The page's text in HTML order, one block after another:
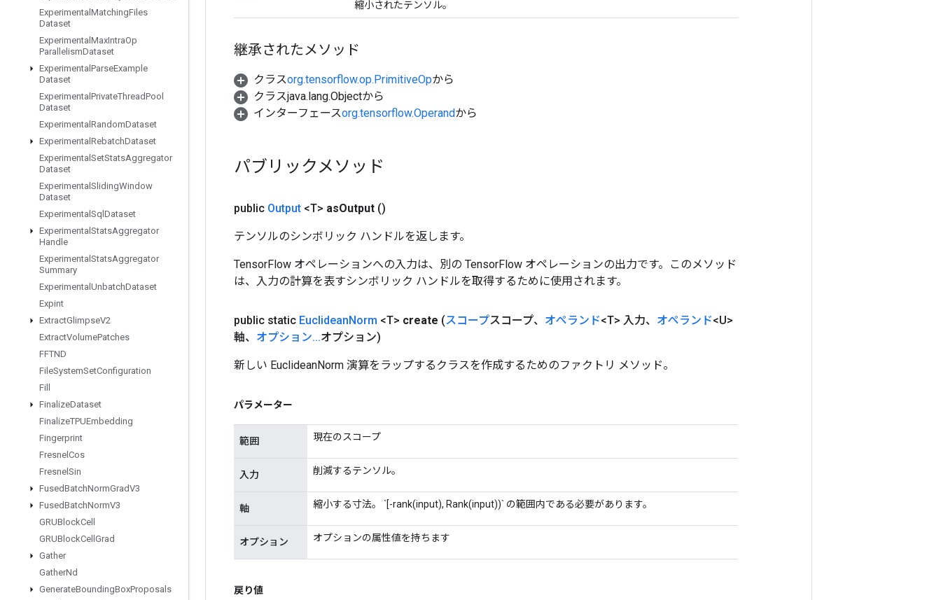
Experimental MatchingFiles
Dataset
Experimental MaxIntraOp
ParallelismDataset
Experimental ParseExample
Dataset
Experimental PrivateThreadPool
Dataset
Experimental RandomDataset
Experimental RebatchDataset
Experimental SetStatsAggregator
Dataset
Experimental SlidingWindow
Dataset
Experimental Sql Dataset
Experimental StatsAggregator
Handle
Experimental StatsAggregator
Summary
Experimental UnbatchDataset
Expint
ExtractGlimpseV2
ExtractVolumePatches
FFTND
FileSystemSetConfiguration
Fill
FinalizeDataset
FinalizeTPUEmbedding
Fingerprint
Fresnel Cos
Fresnel Sin
FusedBatchNormGradV3
FusedBatchNormV3
GRUBlockCell
GRUBlockCell Grad
Gather
GatherNd
GenerateBoundingBoxProposals
縮小されたテンソル。
継承されたメソッド
クラスorg.tensorflow.op.PrimitiveOpから
クラスjava.lang.Objectから
インターフェースorg.tensorflow.Operandから
パブリックメソッド
public Output <T> asOutput ()
テンソルのシンボリック ハンドルを返します。
TensorFlow オペレーションへの入力は、別の TensorFlow オペレーションの出力です。このメソッド
は、入力の計算を表すシンボリック ハンドルを取得するために使用されます。
public static EuclideanNorm <T> create (スコープスコープ、 オペランド<T> 入力、 オペランド<U>
軸、 オプション...オプション)
新しい EuclideanNorm 演算をラップするクラスを作成するためのファクトリ メソッド。
パラメーター
範囲 現在のスコープ
入力 削減するテンソル。
軸 縮小する寸法。 `[-rank(input), Rank(input))` の範囲内である必要があります。
オプション オプションの属性値を持ちます
戻り値